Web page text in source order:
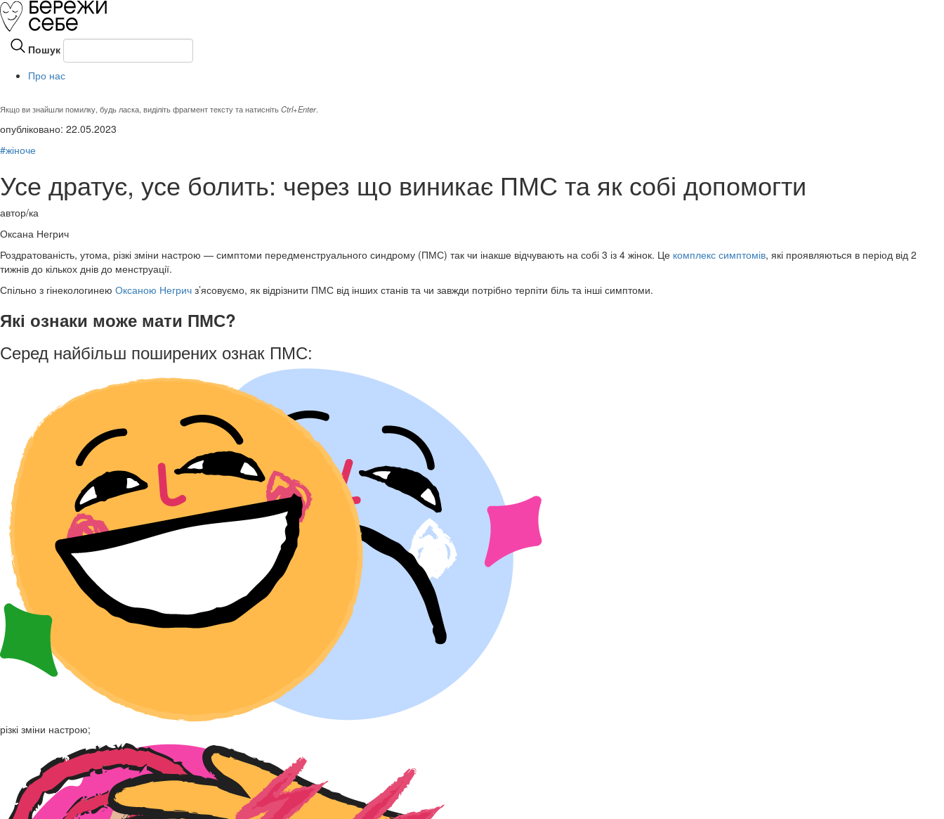
Пошук
Про нас
Якщо ви знайшли помилку, будь ласка, виділіть фрагмент тексту та натиснітьCtrl+Enter.
опубліковано: 22.05.2023
#жіноче
Усе дратує, усе болить: через що виникає ПМС та як собі допомогти
автор/ка
Оксана Негрич
Роздратованість, утома, різкі зміни настрою — симптоми передменструального синдрому (ПМС) так чи інакше відчувають на собі 3 із 4 жінок. Це комплекс симптомів, які проявляються в період від 2
тижнів до кількох днів до менструації.
Спільно з гінекологинею Оксаною Негрич з’ясовуємо, як відрізнити ПМС від інших станів та чи завжди потрібно терпіти біль та інші симптоми.
Які ознаки може мати ПМС?
Серед найбільш поширених ознак ПМС:
різкі зміни настрою;